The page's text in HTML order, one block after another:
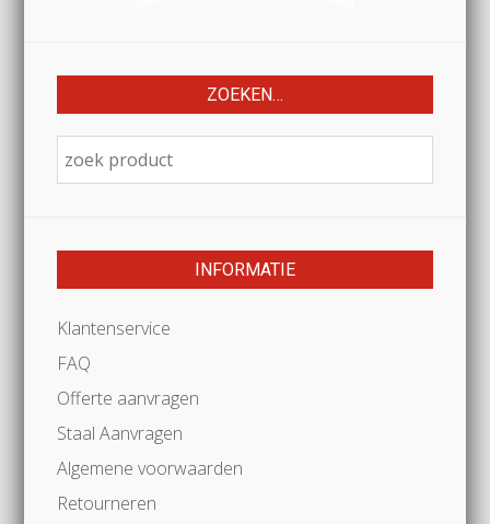
ZOEKEN…
INFORMATIE
Klantenservice
FAQ
Offerte aanvragen
Staal Aanvragen
Algemene voorwaarden
Retourneren